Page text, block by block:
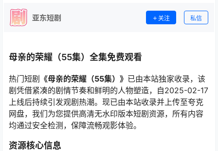
亚东短剧 关注 私信
母亲的荣耀（55集）全集免费观看
热门短剧 《母亲的荣耀（55集）》 已由本站独家收录，该
剧凭借紧凑的剧情节奏和鲜明的人物塑造，自2025-02-17
上线后持续引发观剧热潮。现已由本站收录并上传至夸克
网盘，我们为您提供高清无水印版本短剧资源，所有内容
均通过安全检测，保障流畅观影体验。
资源核心信息